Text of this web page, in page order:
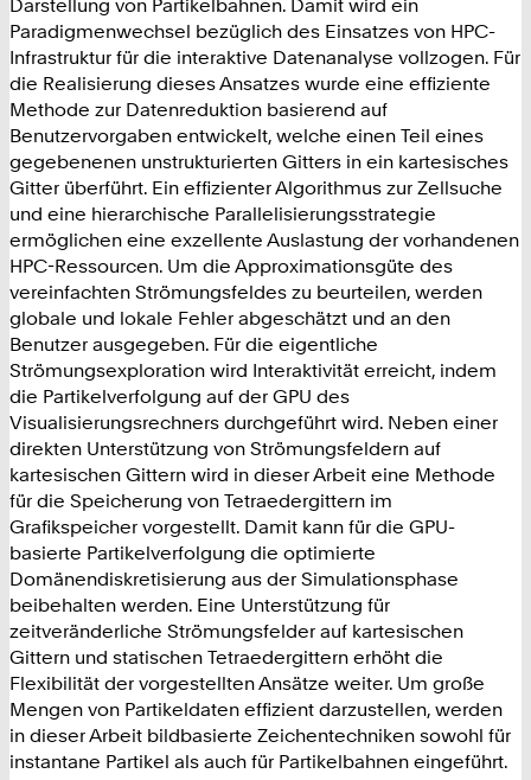
Darstellung von Partikelbahnen. Damit wird ein
Paradigmenwechsel bezüglich des Einsatzes von HPC-
Infrastruktur für die interaktive Datenanalyse vollzogen. Für
die Realisierung dieses Ansatzes wurde eine effiziente
Methode zur Datenreduktion basierend auf
Benutzervorgaben entwickelt, welche einen Teil eines
gegebenenen unstrukturierten Gitters in ein kartesisches
Gitter überführt. Ein effizienter Algorithmus zur Zellsuche
und eine hierarchische Parallelisierungsstrategie
ermöglichen eine exzellente Auslastung der vorhandenen
HPC-Ressourcen. Um die Approximationsgüte des
vereinfachten Strömungsfeldes zu beurteilen, werden
globale und lokale Fehler abgeschätzt und an den
Benutzer ausgegeben. Für die eigentliche
Strömungsexploration wird Interaktivität erreicht, indem
die Partikelverfolgung auf der GPU des
Visualisierungsrechners durchgeführt wird. Neben einer
direkten Unterstützung von Strömungsfeldern auf
kartesischen Gittern wird in dieser Arbeit eine Methode
für die Speicherung von Tetraedergittern im
Grafikspeicher vorgestellt. Damit kann für die GPU-
basierte Partikelverfolgung die optimierte
Domänendiskretisierung aus der Simulationsphase
beibehalten werden. Eine Unterstützung für
zeitveränderliche Strömungsfelder auf kartesischen
Gittern und statischen Tetraedergittern erhöht die
Flexibilität der vorgestellten Ansätze weiter. Um große
Mengen von Partikeldaten effizient darzustellen, werden
in dieser Arbeit bildbasierte Zeichentechniken sowohl für
instantane Partikel als auch für Partikelbahnen eingeführt.